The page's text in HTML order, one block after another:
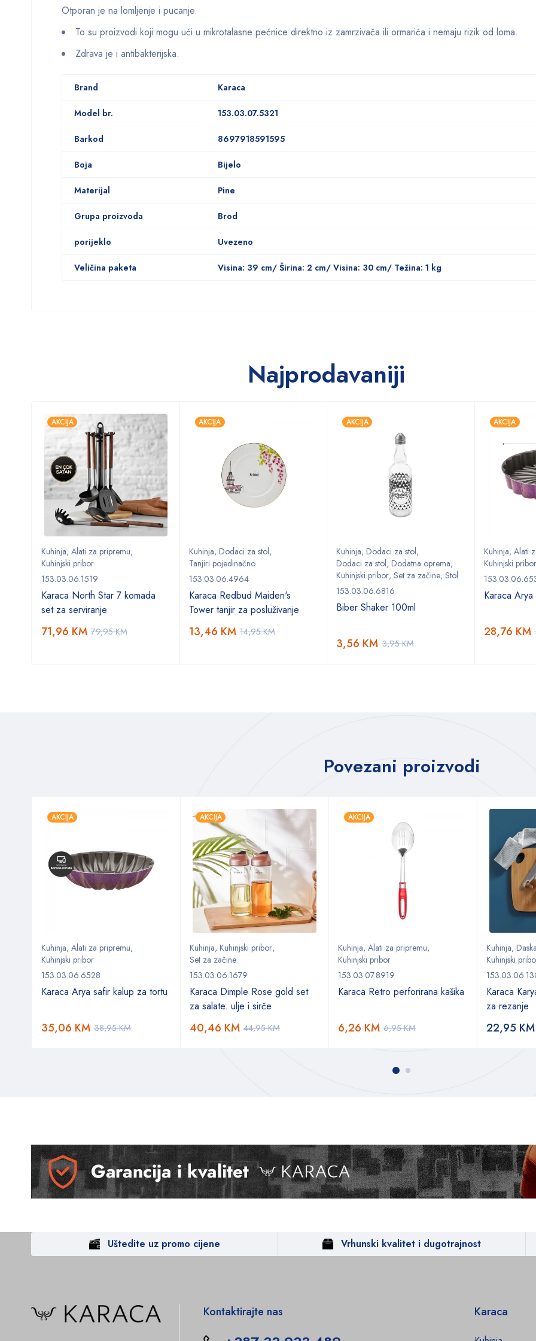
Otporan je na lomljenje i pucanje.
To su proizvodi koji mogu ući u mikrotalasne pećnice direktno iz zamrzivača ili ormarića i nemaju rizik od loma.
Zdrava je i antibakterijska.
Brand Karaca
Model br. 153.03.07.5321
Barkod 8697918591595
Boja Bijelo
Materijal Pine
Grupa proizvoda Brod
porijeklo Uvezeno
Veličina paketa Visina: 39 cm/ Širina: 2 cm/ Visina: 30 cm/ Težina: 1 kg
Najprodavaniji
AKCIJA
Kuhinja, Alati za pripremu,
Kuhinjski pribor
153.03.06.1519
Karaca North Star 7 komada
set za serviranje
79,95KM
71,96 KM
AKCIJA
Kuhinja, Dodaci za stol,
Tanjiri pojedinačno
153.03.06.4964
Karaca Redbud Maiden's
Tower tanjir za posluživanje
14,95KM
13,46 KM
AKCIJA
Kuhinja, Dodaci za stol,
Dodaci za stol, Dodatna oprema,
Kuhinjski pribor, Set za začine, Stol
153.03.06.6816
Biber Shaker 100ml
3,95KM
3,56 KM
AKCIJA
Kuhinja, Alati
Kuhinjski pribor
Karaca
28,76 KM
Povezani proizvodi
AKCIJA
Kuhinja, Alati za pripremu,
Kuhinjski pribor
153.03.06.6528
Karaca Arya safir kalup za tortu
38,95KM
35,06 KM
AKCIJA
Kuhinja, Kuhinjski pribor,
Set za začine
153.03.06.1679
Karaca Dimple Rose gold set
za salate. ulje i sirče
44,95KM
40,46 KM
AKCIJA
Kuhinja, Alati za pripremu,
Kuhinjski pribor
153.03.07.8919
Karaca Retro perforirana kašika
6,95KM
6,26 KM
Kuhinja,
Kuhinjski
Karaca
za rezanje
22,95 KM
Uštedite uz promo cijene Vrhunski kvalitet i dugotrajnost
Kontaktirajte nas Karaca